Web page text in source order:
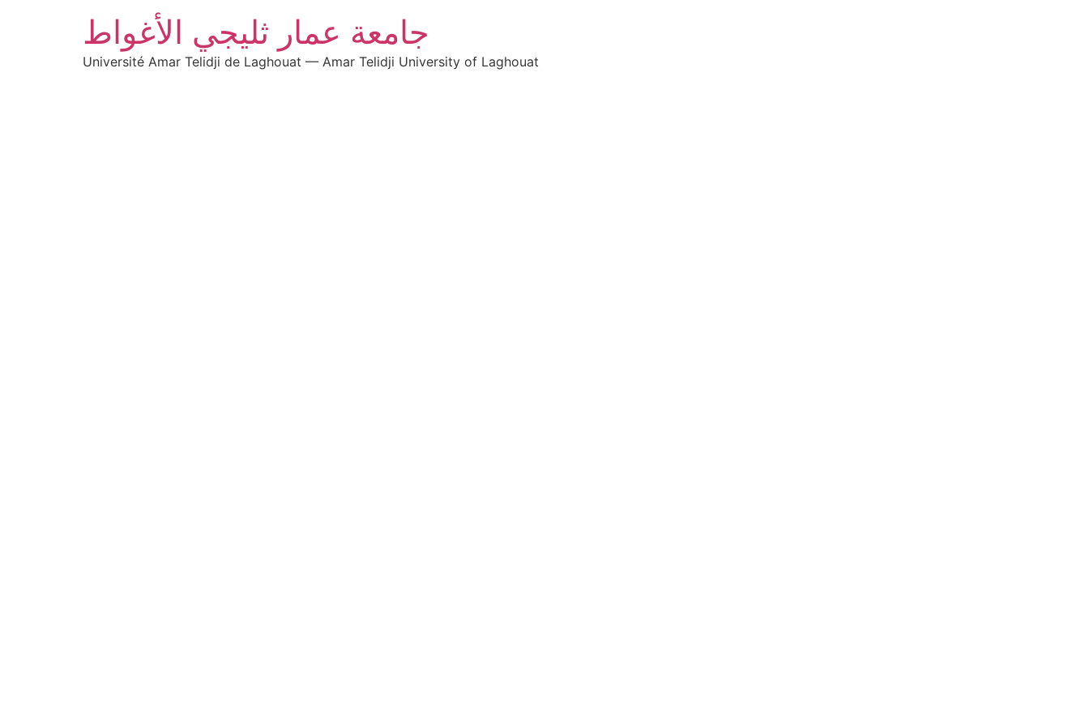
جامعة عمار ثليجي الأغواط
Université Amar Telidji de Laghouat — Amar Telidji University of Laghouat